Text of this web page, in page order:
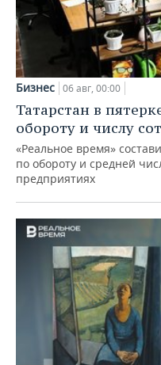
Бизнес 06 авг, 00:00
Татарстан в
обороту и числу
«Реальное время»
по обороту и средней
предприятиях